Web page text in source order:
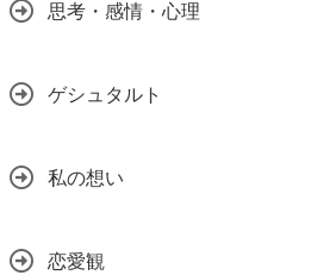
思考・感情・心理
ゲシュタルト
私の想い
恋愛観